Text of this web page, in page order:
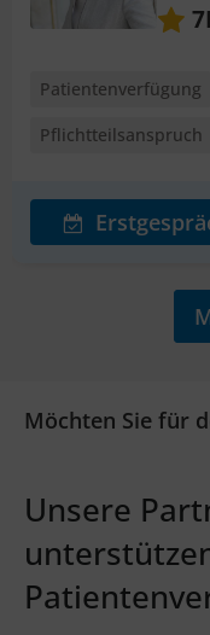
7
Patientenverfügung
Pflichtteilsanspruch
Möchten Sie für
Unsere